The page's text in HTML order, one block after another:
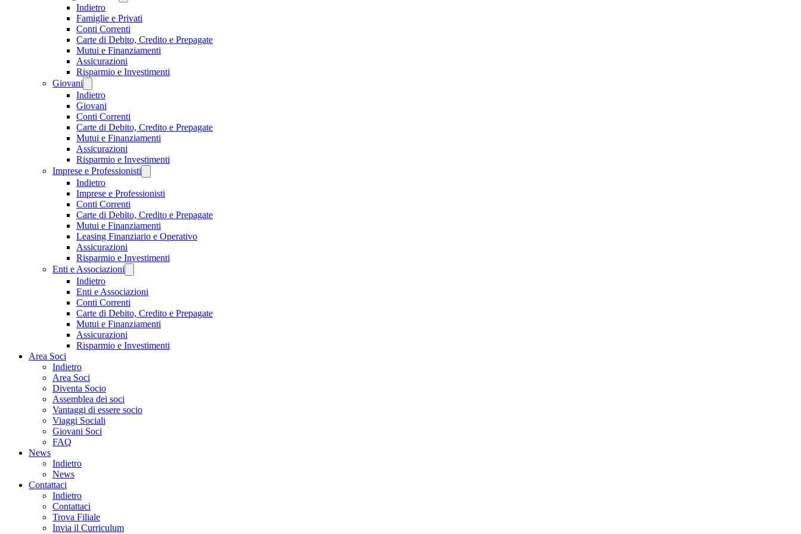
Indietro
Famiglie e Privati
Conti Correnti
Carte di Debito, Credito e Prepagate
Mutui e Finanziamenti
Assicurazioni
Risparmio e Investimenti
Giovani
Indietro
Giovani
Conti Correnti
Carte di Debito, Credito e Prepagate
Mutui e Finanziamenti
Assicurazioni
Risparmio e Investimenti
Imprese e Professionisti
Indietro
Imprese e Professionisti
Conti Correnti
Carte di Debito, Credito e Prepagate
Mutui e Finanziamenti
Leasing Finanziario e Operativo
Assicurazioni
Risparmio e Investimenti
Enti e Associazioni
Indietro
Enti e Associazioni
Conti Correnti
Carte di Debito, Credito e Prepagate
Mutui e Finanziamenti
Assicurazioni
Risparmio e Investimenti
Area Soci
Indietro
Area Soci
Diventa Socio
Assemblea dei soci
Vantaggi di essere socio
Viaggi Sociali
Giovani Soci
FAQ
News
Indietro
News
Contattaci
Indietro
Contattaci
Trova Filiale
Invia il Curriculum